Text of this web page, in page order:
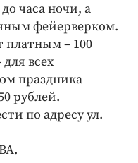
часа ночи, а
фейерверком.
платным – 100
всех
праздника
рублей.
по адресу ул.